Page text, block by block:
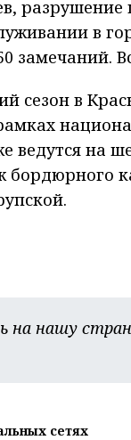
в
замечаний.
сезон в
ведутся на
бордюрного
на нашу
сетях